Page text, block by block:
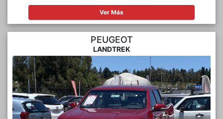
Ver Más
PEUGEOT
LANDTREK